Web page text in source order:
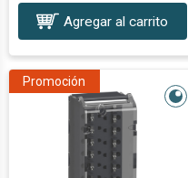
Agregar al carrito
Promoción